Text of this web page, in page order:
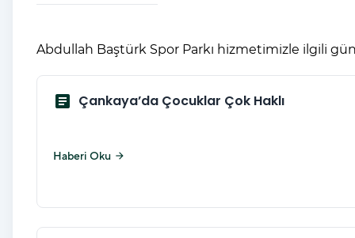
Abdullah Baştürk Spor Parkı hizmetimizle ilgili
article Çankaya’da Çocuklar Çok Haklı
Haberi Oku arrow_forward